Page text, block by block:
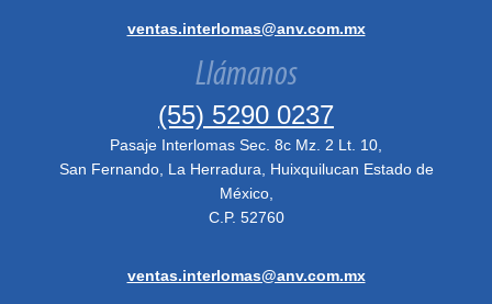
ventas.interlomas@anv.com.mx
Llámanos
(55) 5290 0237
Pasaje Interlomas Sec. 8c Mz. 2 Lt. 10,
San Fernando, La Herradura, Huixquilucan Estado de
México,
C.P. 52760
ventas.interlomas@anv.com.mx